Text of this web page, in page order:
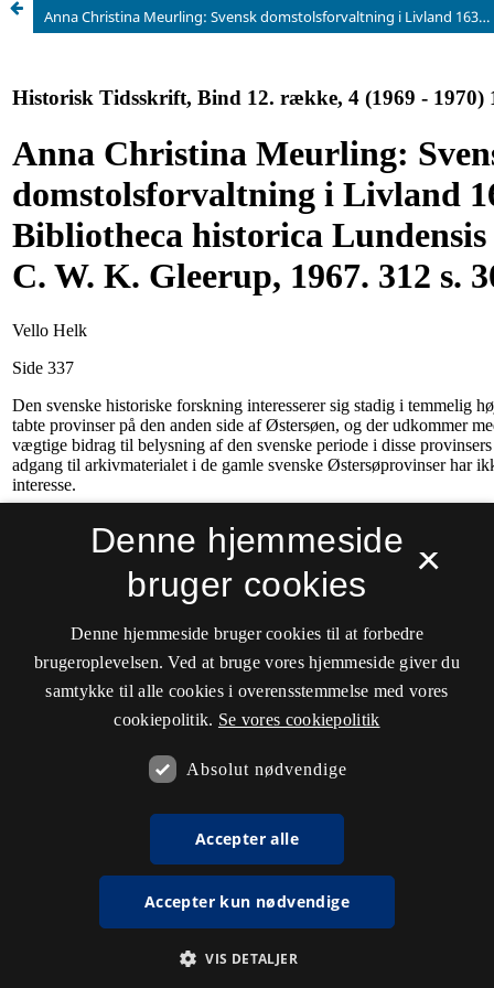
Anna Christina Meurling: Svensk domstolsforvaltning i Livland 1634-1700. Bibliotheca historica Lundensis XIX. Lund, C. W. K. Gleerup, 1967. 312 s. 30 sv. kr.
×
Denne hjemmeside
bruger cookies
Denne hjemmeside bruger cookies til at forbedre
brugeroplevelsen. Ved at bruge vores hjemmeside giver du
samtykke til alle cookies i overensstemmelse med vores
cookiepolitik. Se vores cookiepolitik
Absolut nødvendige
Accepter alle
Accepter kun nødvendige
VIS DETALJER